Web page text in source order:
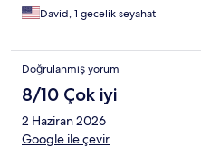
David, 1 gecelik seyahat
Doğrulanmış yorum
8/10 Çok iyi
2 Haziran 2026
Google ile çevir